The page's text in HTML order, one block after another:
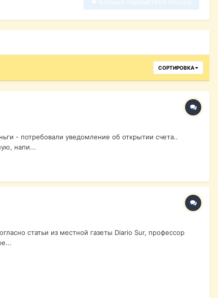
СОРТИРОВКА
- потребовали уведомление об открытии счета..
напи...
статьи из местной газеты Diario Sur, профессор